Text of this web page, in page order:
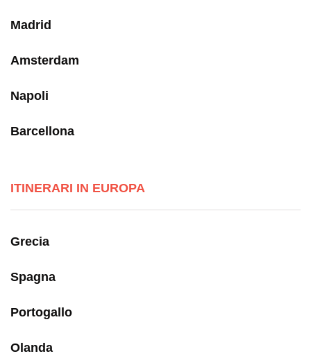
Madrid
Amsterdam
Napoli
Barcellona
ITINERARI IN EUROPA
Grecia
Spagna
Portogallo
Olanda